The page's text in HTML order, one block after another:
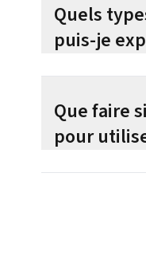
Quels
puis-je
Que faire
pour